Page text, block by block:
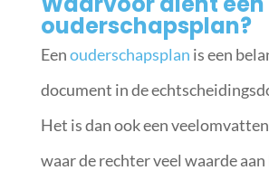
ouderschapsplan?
Eenouderschapsplan is een
document in de
Het is dan ook een
waar de rechter veel waarde